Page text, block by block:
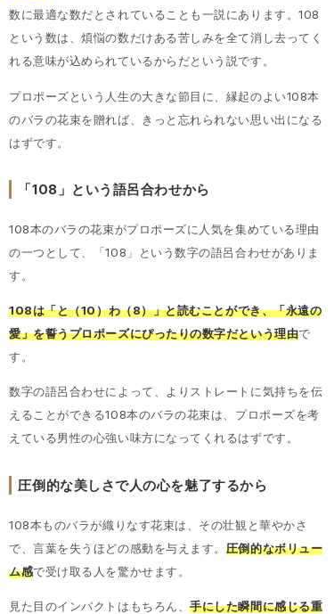
数に最適な数だとされていることも一説にあります。108
という数は、煩悩の数だけある苦しみを全て消し去ってく
れる意味が込められているからだという説です。
プロポーズという人生の大きな節目に、縁起のよい108本
のバラの花束を贈れば、きっと忘れられない思い出になる
はずです。
「108」という語呂合わせから
108本のバラの花束がプロポーズに人気を集めている理由
の一つとして、「108」という数字の語呂合わせがありま
す。
108は「と（10）わ（8）」と読むことができ、「永遠の
愛」を誓うプロポーズにぴったりの数字だという理由で
す。
数字の語呂合わせによって、よりストレートに気持ちを伝
えることができる108本のバラの花束は、プロポーズを考
えている男性の心強い味方になってくれるはずです。
圧倒的な美しさで人の心を魅了するから
108本ものバラが織りなす花束は、その壮観と華やかさ
で、言葉を失うほどの感動を与えます。 圧倒的なボリュー
ム感で受け取る人を驚かせます。
見た目のインパクトはもちろん、手にした瞬間に感じる重